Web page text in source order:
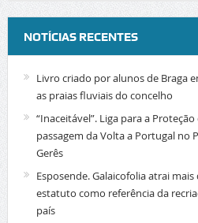
NOTÍCIAS RECENTES
Livro criado por alunos de Braga
as praias fluviais do concelho
“Inaceitável”. Liga para a
passagem da Volta a Portugal no
Gerês
Esposende. Galaicofolia atrai
estatuto como referência da
país